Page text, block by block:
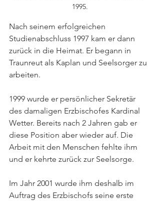
1995.
Nach seinem erfolgreichen
Studienabschluss 1997 kam er dann
zurück in die Heimat. Er begann in
Traunreut als Kaplan und Seelsorger zu
arbeiten.
1999 wurde er persönlicher Sekretär
des damaligen Erzbischofes Kardinal
Wetter. Bereits nach 2 Jahren gab er
diese Position aber wieder auf. Die
Arbeit mit den Menschen fehlte ihm
und er kehrte zurück zur Seelsorge.
Im Jahr 2001 wurde ihm deshalb im
Auftrag des Erzbischofs seine erste